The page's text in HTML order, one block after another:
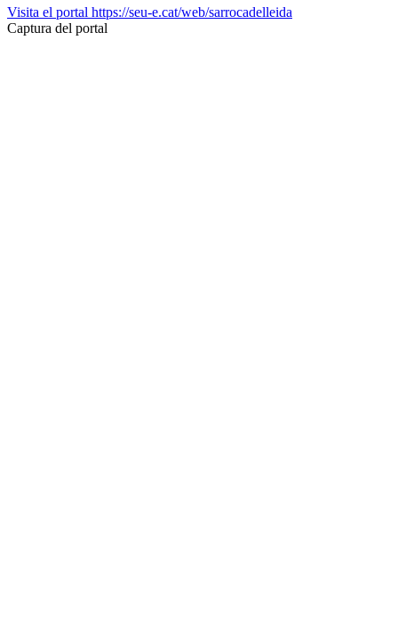
Visita el portal https://seu-e.cat/web/sarrocadelleida
Captura del portal